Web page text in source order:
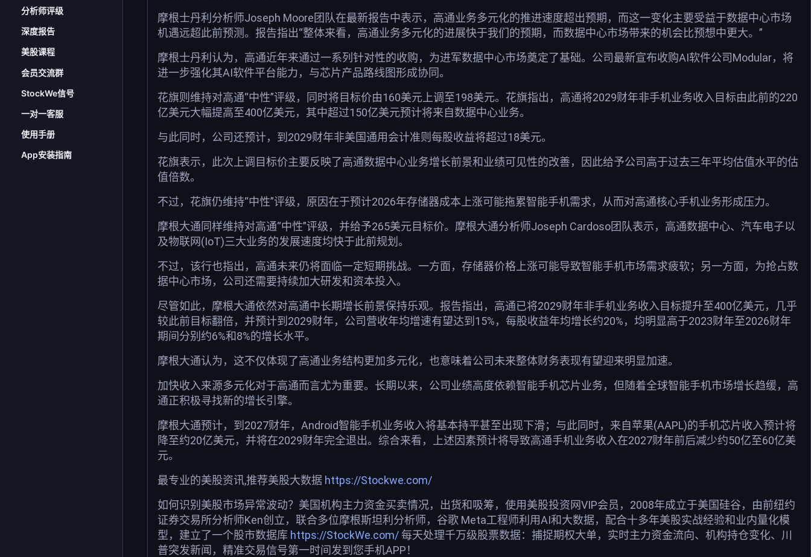
分析师评级
深度报告
美股课程
会员交流群
StockWe信号
一对一客服
使用手册
App安装指南
摩根士丹利分析师Joseph Moore团队在最新报告中表示，高通业务多元化的推进速度超出预期，而这一变化主要受益于数据中心市场
机遇远超此前预测。报告指出“整体来看，高通业务多元化的进展快于我们的预期，而数据中心市场带来的机会比预想中更大。”
摩根士丹利认为，高通近年来通过一系列针对性的收购，为进军数据中心市场奠定了基础。公司最新宣布收购AI软件公司Modular，将
进一步强化其AI软件平台能力，与芯片产品路线图形成协同。
花旗则维持对高通“中性”评级，同时将目标价由160美元上调至198美元。花旗指出，高通将2029财年非手机业务收入目标由此前的220
亿美元大幅提高至400亿美元，其中超过150亿美元预计将来自数据中心业务。
与此同时，公司还预计，到2029财年非美国通用会计准则每股收益将超过18美元。
花旗表示，此次上调目标价主要反映了高通数据中心业务增长前景和业绩可见性的改善，因此给予公司高于过去三年平均估值水平的估
值倍数。
不过，花旗仍维持“中性”评级，原因在于预计2026年存储器成本上涨可能拖累智能手机需求，从而对高通核心手机业务形成压力。
摩根大通同样维持对高通“中性”评级，并给予265美元目标价。摩根大通分析师Joseph Cardoso团队表示，高通数据中心、汽车电子以
及物联网(IoT)三大业务的发展速度均快于此前规划。
不过，该行也指出，高通未来仍将面临一定短期挑战。一方面，存储器价格上涨可能导致智能手机市场需求疲软；另一方面，为抢占数
据中心市场，公司还需要持续加大研发和资本投入。
尽管如此，摩根大通依然对高通中长期增长前景保持乐观。报告指出，高通已将2029财年非手机业务收入目标提升至400亿美元，几乎
较此前目标翻倍，并预计到2029财年，公司营收年均增速有望达到15%，每股收益年均增长约20%，均明显高于2023财年至2026财年
期间分别约6%和8%的增长水平。
摩根大通认为，这不仅体现了高通业务结构更加多元化，也意味着公司未来整体财务表现有望迎来明显加速。
加快收入来源多元化对于高通而言尤为重要。长期以来，公司业绩高度依赖智能手机芯片业务，但随着全球智能手机市场增长趋缓，高
通正积极寻找新的增长引擎。
摩根大通预计，到2027财年，Android智能手机业务收入将基本持平甚至出现下滑；与此同时，来自苹果(AAPL)的手机芯片收入预计将
降至约20亿美元，并将在2029财年完全退出。综合来看，上述因素预计将导致高通手机业务收入在2027财年前后减少约50亿至60亿美
元。
最专业的美股资讯,推荐美股大数据 https://Stockwe.com/
如何识别美股市场异常波动？美国机构主力资金买卖情况，出货和吸筹，使用美股投资网VIP会员，2008年成立于美国硅谷，由前纽约
证券交易所分析师Ken创立，联合多位摩根斯坦利分析师，谷歌 Meta工程师利用AI和大数据，配合十多年美股实战经验和业内量化模
型，建立了一个股市数据库 https://StockWe.com/每天处理千万级股票数据：捕捉期权大单，实时主力资金流向、机构持仓变化、川
普突发新闻，精准交易信号第一时间发到您手机APP！